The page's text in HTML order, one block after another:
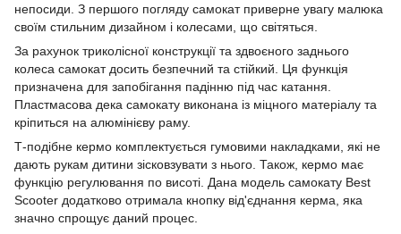
непосиди. З першого погляду самокат приверне увагу малюка
своїм стильним дизайном і колесами, що світяться.
За рахунок триколісної конструкції та здвоєного заднього
колеса самокат досить безпечний та стійкий. Ця функція
призначена для запобігання падінню під час катання.
Пластмасова дека самокату виконана із міцного матеріалу та
кріпиться на алюмінієву раму.
Т-подібне кермо комплектується гумовими накладками, які не
дають рукам дитини зісковзувати з нього. Також, кермо має
функцію регулювання по висоті. Дана модель самокату Best
Scooter додатково отримала кнопку від'єднання керма, яка
значно спрощує даний процес.